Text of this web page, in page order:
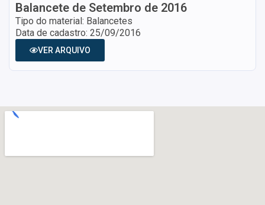
Balancete de Setembro de 2016
Tipo do material: Balancetes
Data de cadastro: 25/09/2016
VER ARQUIVO